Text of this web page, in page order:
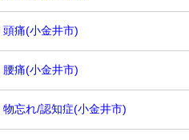
頭痛(小金井市)
腰痛(小金井市)
物忘れ/認知症(小金井市)